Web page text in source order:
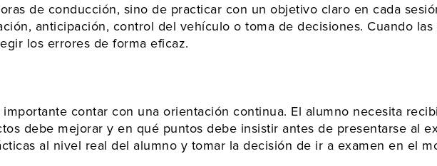
de conducción, sino de practicar con un objetivo claro en cada
anticipación, control del vehículo o toma de decisiones. Cuando
los errores de forma eficaz.
contar con una orientación continua. El alumno necesita
debe mejorar y en qué puntos debe insistir antes de presentarse al
al nivel real del alumno y tomar la decisión de ir a examen en el